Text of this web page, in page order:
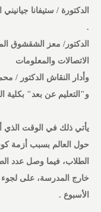
الدكتورة / ستيفانا
.
الدكتور/ معز الشقشوق
الاتصالات والمعلومات
وأدار النقاش الدكتور /
و"التعليم عن بعد" بكلية
يأتي ذلك في الوقت الذي
الأسبوع .